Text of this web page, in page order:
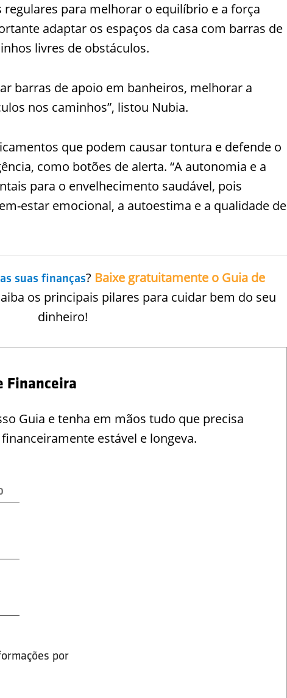
para melhorar o equilíbrio e a força
adaptar os espaços da casa com barras de
livres de obstáculos.
barras de apoio em banheiros, melhorar a
nos caminhos”, listou Nubia.
que podem causar tontura e defende o
como botões de alerta. “A autonomia e a
para o envelhecimento saudável, pois
estar emocional, a autoestima e a qualidade de
suas finanças? Baixe gratuitamente o Guia de
os principais pilares para cuidar bem do seu
dinheiro!
Financeira
Guia e tenha em mãos tudo que precisa
estável e longeva.
por